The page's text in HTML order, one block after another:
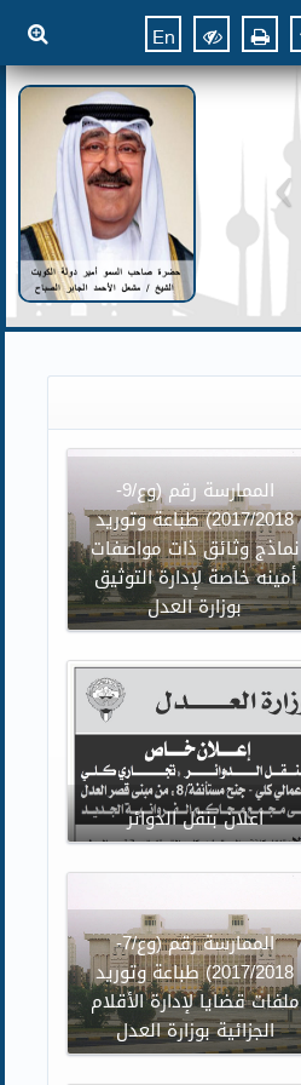
En
الممارسة رقم (وع/9-
2017/2018) طباعة وتوريد
نماذج وثائق ذات مواصفات
أمينه خاصة لإدارة التوثيق
بوزارة العدل
اعلان بنقل الدوائر
الممارسة رقم (وع/7-
2017/2018) طباعة وتوريد
ملفات قضايا لإدارة الأقلام
الجزائية بوزارة العدل